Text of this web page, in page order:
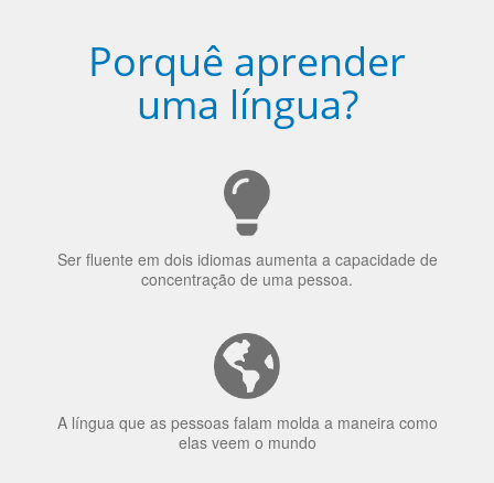
Porquê aprender
uma língua?
Ser fluente em dois idiomas aumenta a capacidade de
A língua que as pessoas falam molda a maneira como